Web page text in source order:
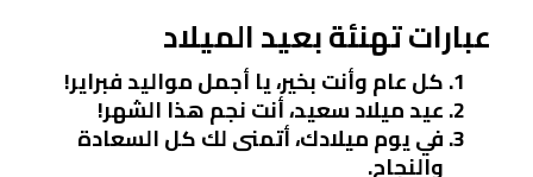
عبارات تهنئة بعيد الميلاد
كل عام وأنت بخير، يا أجمل مواليد فبراير!
عيد ميلاد سعيد، أنت نجم هذا الشهر!
في يوم ميلادك، أتمنى لك كل السعادة
والنجاح.